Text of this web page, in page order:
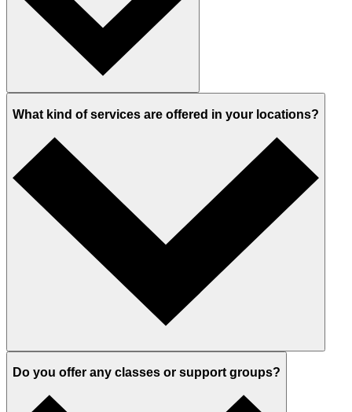
What kind of services are offered in your locations?
Do you offer any classes or support groups?